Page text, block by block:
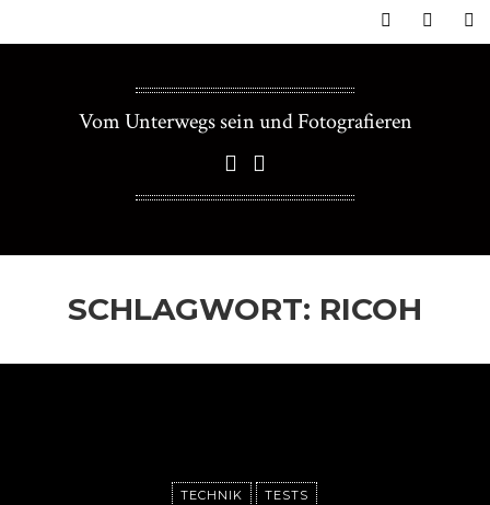
Vom Unterwegs sein und Fotografieren
SCHLAGWORT: RICOH
TECHNIK TESTS